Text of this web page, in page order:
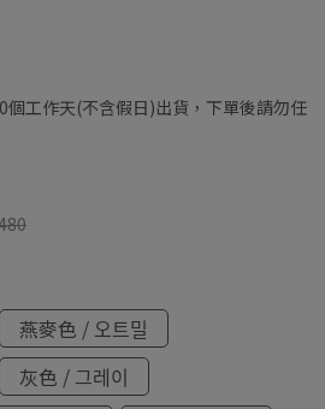
工作天(不含假日)出貨，下單後請勿任
燕麥色 / 오트밀
灰色 / 그레이